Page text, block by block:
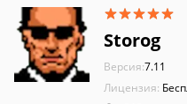
Storog
Версия:7.11
Лицензия: